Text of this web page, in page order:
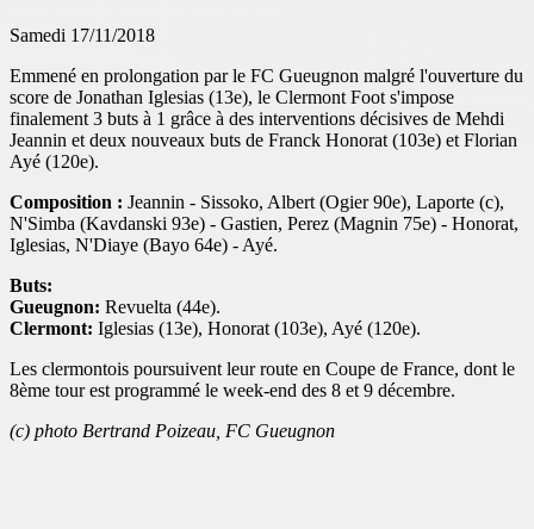
Samedi 17/11/2018
Emmené en prolongation par le FC Gueugnon malgré l'ouverture du
score de Jonathan Iglesias (13e), le Clermont Foot s'impose
finalement 3 buts à 1 grâce à des interventions décisives de Mehdi
Jeannin et deux nouveaux buts de Franck Honorat (103e) et Florian
Ayé (120e).
Composition : Jeannin - Sissoko, Albert (Ogier 90e), Laporte (c),
N'Simba (Kavdanski 93e) - Gastien, Perez (Magnin 75e) - Honorat,
Iglesias, N'Diaye (Bayo 64e) - Ayé.
Buts:
Gueugnon: Revuelta (44e).
Clermont: Iglesias (13e), Honorat (103e), Ayé (120e).
️Les clermontois poursuivent leur route en Coupe de France, dont le
8ème tour est programmé le week-end des 8 et 9 décembre.
(c) photo Bertrand Poizeau, FC Gueugnon